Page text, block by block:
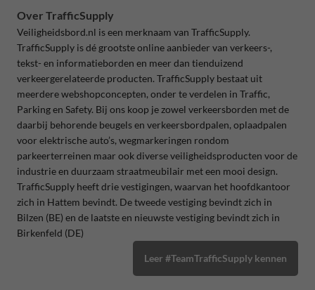
Over TrafficSupply
Veiligheidsbord.nl is een merknaam van TrafficSupply.
TrafficSupply is dé grootste online aanbieder van verkeers-,
tekst- en informatieborden en meer dan tienduizend
verkeergerelateerde producten. TrafficSupply bestaat uit
meerdere webshopconcepten, onder te verdelen in Traffic,
Parking en Safety. Bij ons koop je zowel verkeersborden met de
daarbij behorende beugels en verkeersbordpalen, oplaadpalen
voor elektrische auto’s, wegmarkeringen rondom
parkeerterreinen maar ook diverse veiligheidsproducten voor de
industrie en duurzaam straatmeubilair met een mooi design.
TrafficSupply heeft drie vestigingen, waarvan het hoofdkantoor
zich in Hattem bevindt. De tweede vestiging bevindt zich in
Bilzen (BE) en de laatste en nieuwste vestiging bevindt zich in
Birkenfeld (DE)
Leer #TeamTrafficSupply kennen